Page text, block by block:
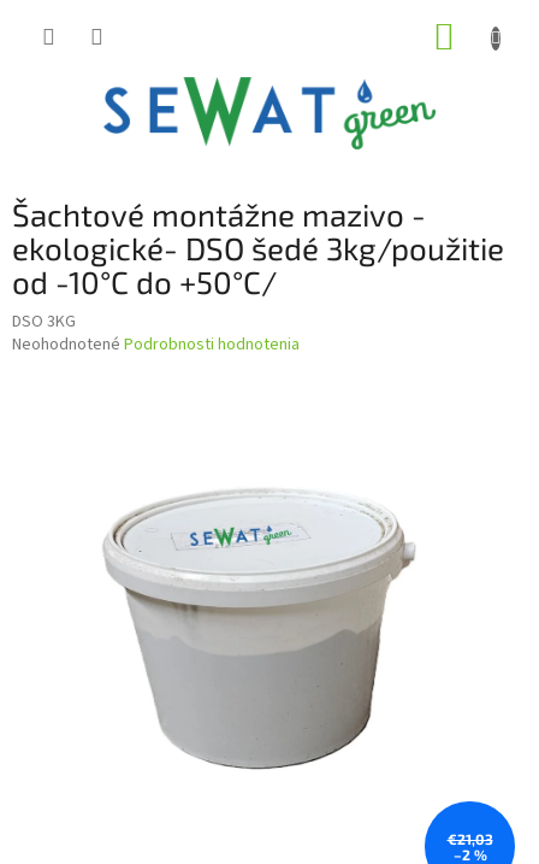
Šachtové montážne mazivo -
ekologické- DSO šedé 3kg/použitie
od -10°C do +50°C/
DSO 3KG
Priemerné
Neohodnotené Podrobnosti hodnotenia
€21,03
–2 %